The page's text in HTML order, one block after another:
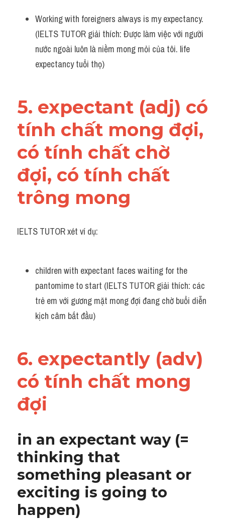
Working with foreigners always is my expectancy.
(IELTS TUTOR giải thích: Được làm việc với người
nước ngoài luôn là niềm mong mỏi của tôi. life
expectancy tuổi thọ)
5. expectant (adj) có
tính chất mong đợi,
có tính chất chờ
đợi, có tính chất
trông mong
IELTS TUTOR xét ví dụ:
children with expectant faces waiting for the
pantomime to start (IELTS TUTOR giải thích: các
trẻ em với gương mặt mong đợi đang chờ buổi diễn
kịch câm bắt đầu)
6. expectantly (adv)
có tính chất mong
đợi
in an expectant way (=
thinking that
something pleasant or
exciting is going to
happen)